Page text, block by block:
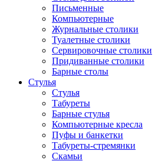
Письменные
Компьютерные
Журнальные столики
Туалетные столики
Сервировочные столики
Придиванные столики
Барные столы
Стулья
Стулья
Табуреты
Барные стулья
Компьютерные кресла
Пуфы и банкетки
Табуреты-стремянки
Скамьи